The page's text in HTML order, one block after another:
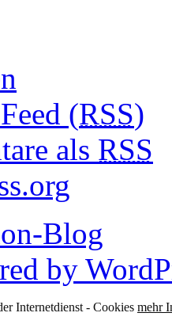
(RSS)
als RSS
Blog
by
Internetdienst - Cookies mehr